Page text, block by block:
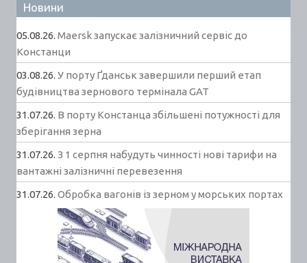
Новини
05.08.26. Maersk запускає залізничний сервіс до
Констанци
03.08.26. У порту Ґданськ завершили перший етап
будівництва зернового термінала GAT
31.07.26. В порту Констанца збільшені потужності для
зберігання зерна
31.07.26. З 1 серпня набудуть чинності нові тарифи на
вантажні залізничні перевезення
31.07.26. Обробка вагонів із зерном у морських портах